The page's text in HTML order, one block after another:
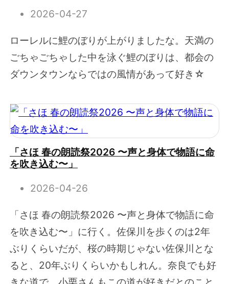
2026-04-27
ローレルに鯉のぼりが上がりましたな。天満の
ごちゃごちゃした中を泳ぐ鯉のぼりは、都会の
ダウンタウンならではの風情があって好き☆
「さほ 春の朗読祭2026 〜声と身体で物語に命
を吹き込む〜」
2026-04-26
「さほ 春の朗読祭2026 〜声と身体で物語に命
を吹き込む〜」に行く。佐保川を歩くのは2年
ぶりくらいだが、桜の時期じゃない佐保川とな
ると、20年ぶりくらいかもしれん。奈良でも好